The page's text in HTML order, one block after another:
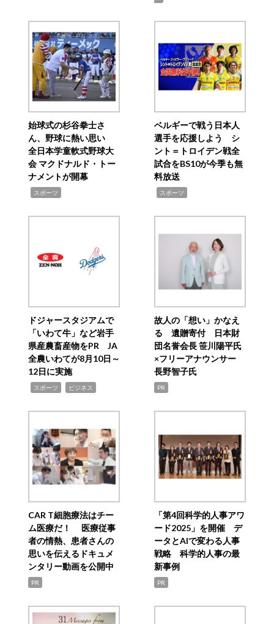
始球式の杉谷拳士さ
ん、野球に熱い思い
全日本学童軟式野球大
会 マクドナルド・トー
ナメントが開幕
スポーツ
ベルギーで戦う日本人
選手を応援しよう シ
ント＝トロイデン戦全
試合をBS10が今季も無
料放送
スポーツ
ドジャースタジアムで
「いわて牛」など岩手
県産農畜産物をPR JA
全農いわてが8月10日～
12日に実施
スポーツ ビジネス
故人の「想い」かなえ
る 遺贈寄付 日本財
団名誉会長 笹川陽平氏
×フリーアナウンサー
長野智子氏
PR
CAR T細胞療法はチー
ム医療だ！ 医療従事
者の情熱、患者さんの
思いを伝えるドキュメ
ンタリー動画を公開中
PR
「第4回科学的人事アワ
ード2025」を開催 デ
ータとAIで変わる人事
戦略 科学的人事の最
新事例
PR